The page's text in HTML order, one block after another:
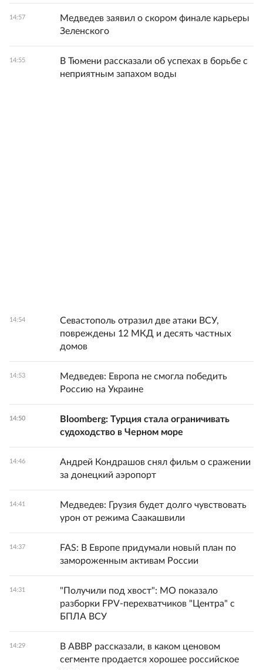
14:57
Медведев заявил о скором финале карьеры
Зеленского
14:55
В Тюмени рассказали об успехах в борьбе с
неприятным запахом воды
14:54
Севастополь отразил две атаки ВСУ,
повреждены 12 МКД и десять частных
домов
14:53
Медведев: Европа не смогла победить
Россию на Украине
14:50
Bloomberg: Турция стала ограничивать
судоходство в Черном море
14:46
Андрей Кондрашов снял фильм о сражении
за донецкий аэропорт
14:41
Медведев: Грузия будет долго чувствовать
урон от режима Саакашвили
14:37
FAS: В Европе придумали новый план по
замороженным активам России
14:31
"Получили под хвост": МО показало
разборки FPV-перехватчиков "Центра" с
БПЛА ВСУ
14:29
В АВВР рассказали, в каком ценовом
сегменте продается хорошее российское